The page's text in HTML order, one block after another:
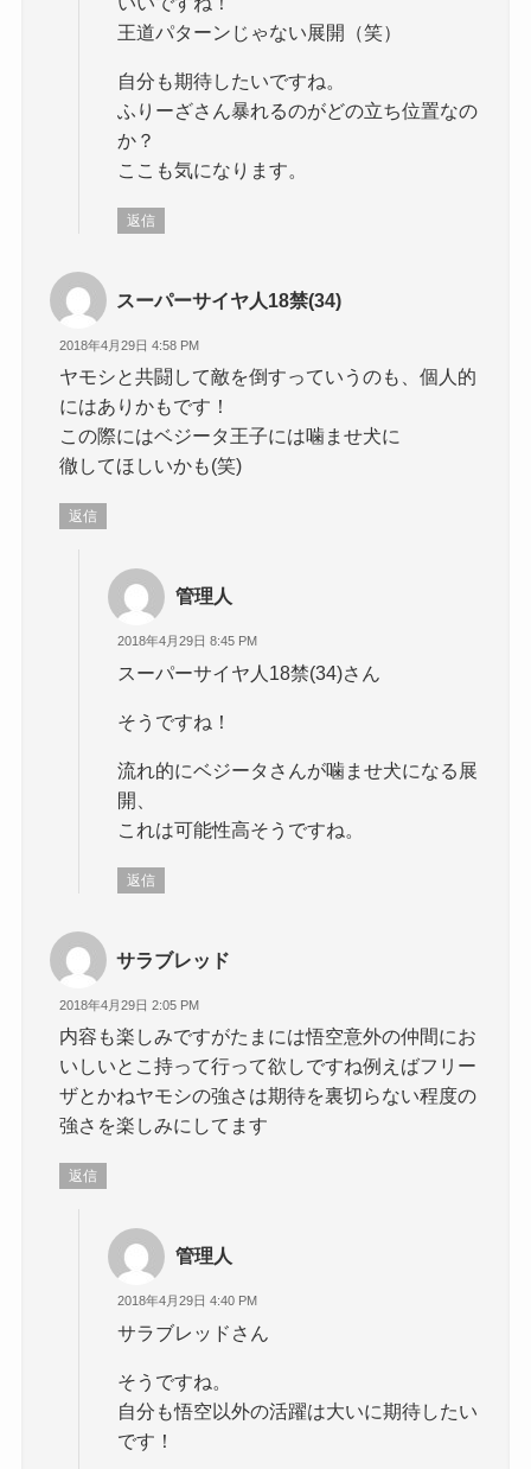
王道パターンじゃない展開（笑）
自分も期待したいですね。
ふりーざさん暴れるのがどの立ち位置なの
か？
ここも気になります。
返信
スーパーサイヤ人18禁(34)
2018年4月29日 4:58 PM
ヤモシと共闘して敵を倒すっていうのも、個人的
にはありかもです！
この際にはベジータ王子には噛ませ犬に
徹してほしいかも(笑)
返信
管理人
2018年4月29日 8:45 PM
スーパーサイヤ人18禁(34)さん
そうですね！
流れ的にベジータさんが噛ませ犬になる展
開、
これは可能性高そうですね。
返信
サラブレッド
2018年4月29日 2:05 PM
内容も楽しみですがたまには悟空意外の仲間にお
いしいとこ持って行って欲しですね例えばフリー
ザとかねヤモシの強さは期待を裏切らない程度の
強さを楽しみにしてます
返信
管理人
2018年4月29日 4:40 PM
サラブレッドさん
そうですね。
自分も悟空以外の活躍は大いに期待したい
です！